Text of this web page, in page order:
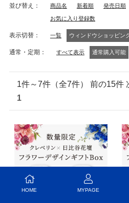
並び替え 商品名 新着順 発売日順
お気に入り登録数
表示切替 一覧 ウィンドウショッピン
通常・定期 すべて表示 通常購入可能
1件～7件（全7件） 前
1
HOME MYPAGE